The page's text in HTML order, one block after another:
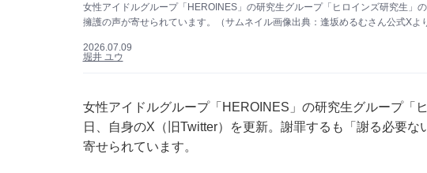
女性アイドルグループ「HEROINES」の研究生グループ「ヒロインズ研究生」
擁護の声が寄せられています。（サムネイル画像出典：逢坂めるむさん公式Xよ
2026.07.09
堀井 ユウ
女性アイドルグループ「HEROINES」の研究生グループ「
日、自身のX（旧Twitter）を更新。謝罪するも「謝る必要
寄せられています。